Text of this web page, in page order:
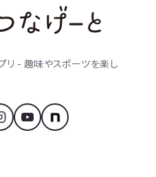
リ - 趣味やスポーツを楽し